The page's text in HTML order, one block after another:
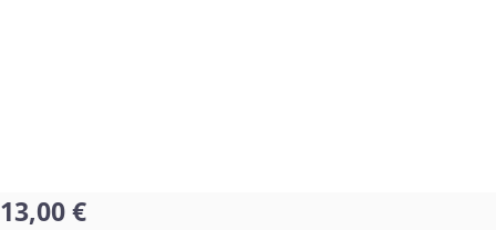
Regulärer Preis:
13,00 €